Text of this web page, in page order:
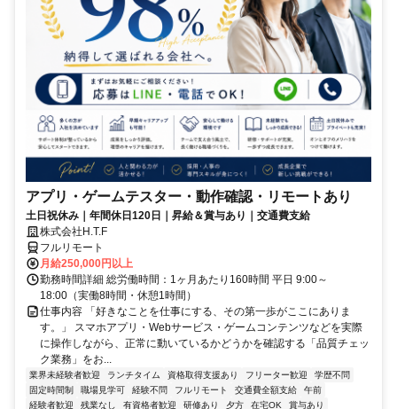
アプリ・ゲームテスター・動作確認・リモートあり
土日祝休み｜年間休日120日｜昇給＆賞与あり｜交通費支給
株式会社H.T.F
フルリモート
月給250,000円以上
勤務時間詳細 総労働時間：1ヶ月あたり160時間 平日 9:00～
18:00（実働8時間・休憩1時間）
仕事内容 「好きなことを仕事にする、その第一歩がここにありま
す。」 スマホアプリ・Webサービス・ゲームコンテンツなどを実際
に操作しながら、正常に動いているかどうかを確認する「品質チェッ
ク業務」をお...
業界未経験者歓迎 ランチタイム 資格取得支援あり フリーター歓迎
学歴不問
固定時間制
職場見学可 経験不問 フルリモート 交通費全額支給
午前
経験者歓迎
残業なし 有資格者歓迎 研修あり 夕方 在宅OK 賞与あり